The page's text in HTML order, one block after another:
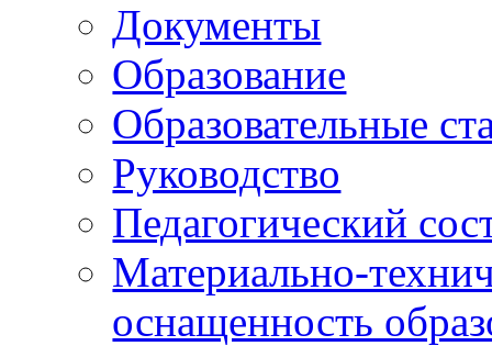
Документы
Образование
Образовательные
Руководство
Педагогический
Материально-
оснащенность